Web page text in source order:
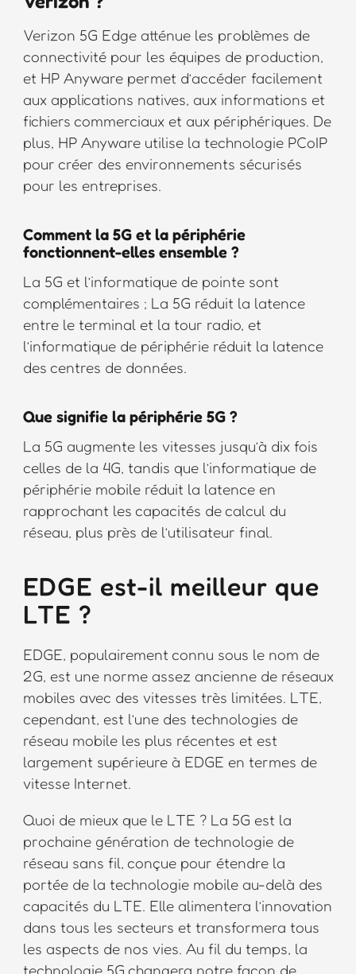
Verizon 5G Edge atténue les problèmes de
connectivité pour les équipes de production,
et HP Anyware permet d’accéder facilement
aux applications natives, aux informations et
fichiers commerciaux et aux périphériques. De
plus, HP Anyware utilise la technologie PCoIP
pour créer des environnements sécurisés
pour les entreprises.
Comment la 5G et la périphérie
fonctionnent-elles ensemble ?
La 5G et l’informatique de pointe sont
complémentaires ; La 5G réduit la latence
entre le terminal et la tour radio, et
l’informatique de périphérie réduit la latence
des centres de données.
Que signifie la périphérie 5G ?
La 5G augmente les vitesses jusqu’à dix fois
celles de la 4G, tandis que l’informatique de
périphérie mobile réduit la latence en
rapprochant les capacités de calcul du
réseau, plus près de l’utilisateur final.
EDGE est-il meilleur que
LTE ?
EDGE, populairement connu sous le nom de
2G, est une norme assez ancienne de réseaux
mobiles avec des vitesses très limitées. LTE,
cependant, est l’une des technologies de
réseau mobile les plus récentes et est
largement supérieure à EDGE en termes de
vitesse Internet.
Quoi de mieux que le LTE ? La 5G est la
prochaine génération de technologie de
réseau sans fil, conçue pour étendre la
portée de la technologie mobile au-delà des
capacités du LTE. Elle alimentera l’innovation
dans tous les secteurs et transformera tous
les aspects de nos vies. Au fil du temps, la
technologie 5G changera notre façon de